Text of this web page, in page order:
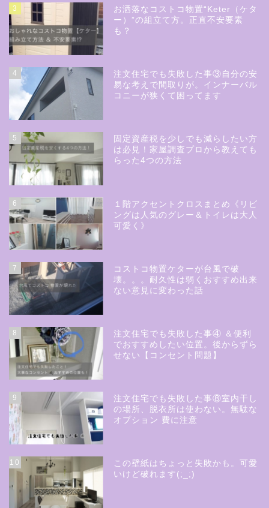
3
お洒落なコストコ物置“Keter（ケタ
ー）”の組立て方。正直不安要素
も？
4
注文住宅でも失敗した事③自分の安
易な考えで間取りが。インナーバル
コニーが狭くて困ってます
5
固定資産税を少しでも減らしたい方
は必見！家屋調査プロから教えても
らった4つの方法
6
１階アクセントクロスまとめ《リビ
ングは人気のグレー＆トイレは大人
可愛く》
7
コストコ物置ケターが台風で破
壊。。。耐久性は弱くおすすめ出来
ない意見に変わった話
8
注文住宅でも失敗した事④ ＆便利
でおすすめしたい位置。後からずら
せない【コンセント問題】
9
注文住宅でも失敗した事⑧室内干し
の場所、脱衣所は使わない。無駄な
オプション 費に注意
10
この壁紙はちょっと失敗かも。可愛
いけど破れます(;_;)